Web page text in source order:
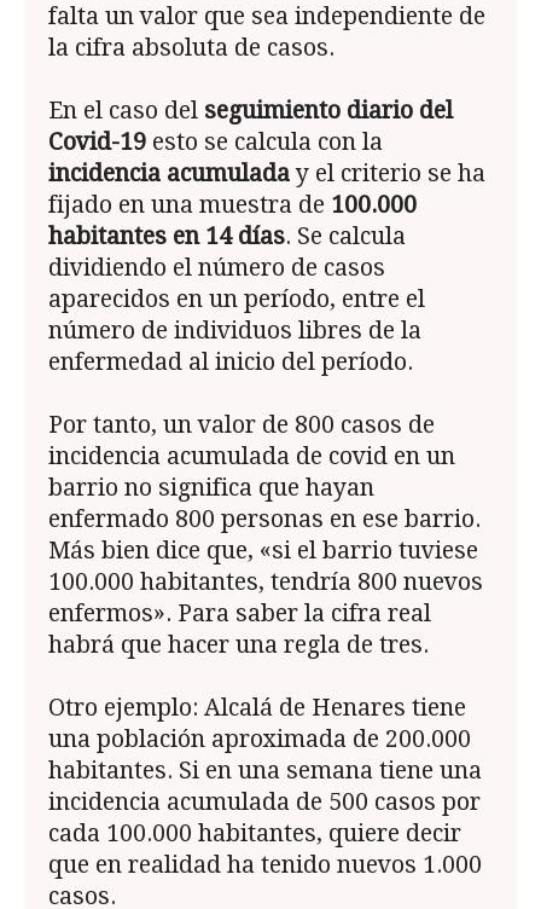
falta un valor que sea independiente de
la cifra absoluta de casos.
En el caso del seguimiento diario del
Covid-19 esto se calcula con la
incidencia acumuladay el criterio se ha
fijado en una muestra de 100.000
habitantes en 14 días. Se calcula
dividiendo el número de casos
aparecidos en un período, entre el
número de individuos libres de la
enfermedad al inicio del período.
Por tanto, un valor de 800 casos de
incidencia acumulada de covid en un
barrio no significa que hayan
enfermado 800 personas en ese barrio.
Más bien dice que, «si el barrio tuviese
100.000 habitantes, tendría 800 nuevos
enfermos». Para saber la cifra real
habrá que hacer una regla de tres.
Otro ejemplo: Alcalá de Henares tiene
una población aproximada de 200.000
habitantes. Si en una semana tiene una
incidencia acumulada de 500 casos por
cada 100.000 habitantes, quiere decir
que en realidad ha tenido nuevos 1.000
casos.